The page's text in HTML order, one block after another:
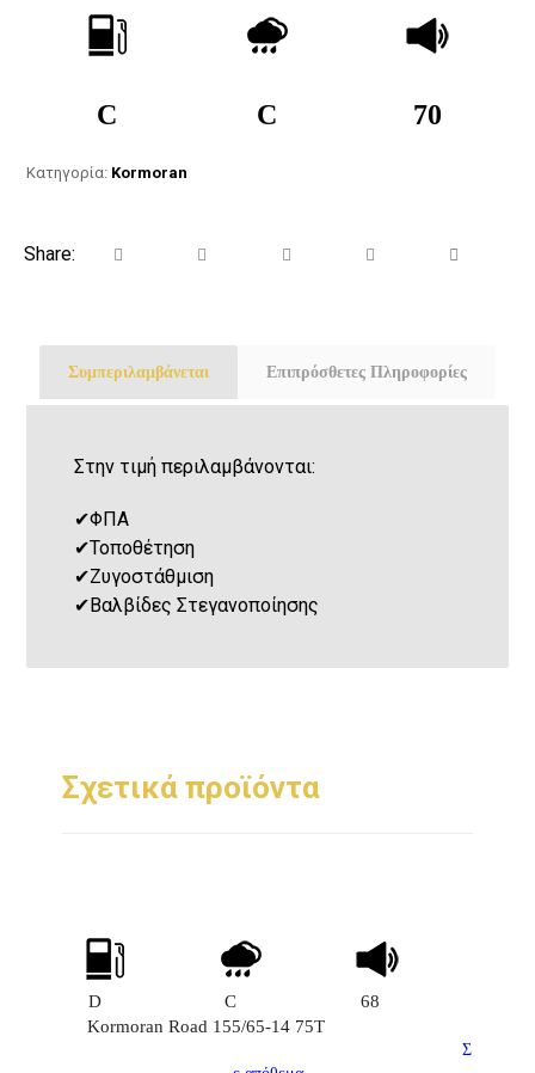
C C 70
Κατηγορία: Kormoran
Συμπεριλαμβάνεται Επιπρόσθετες Πληροφορίες
Στην τιμή περιλαμβάνονται:
✔ΦΠΑ
✔Τοποθέτηση
✔Ζυγοστάθμιση
✔Βαλβίδες Στεγανοποίησης
Σχετικά προϊόντα
D C
68
Kormoran Road 155/65-14 75T
Σ